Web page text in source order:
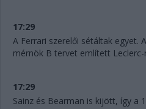
17:29
A Ferrari szerelői sétáltak egyet.
mérnök B tervet említett
17:29
Sainz és Bearman is kijött, így a